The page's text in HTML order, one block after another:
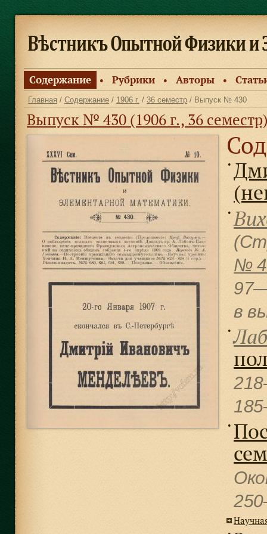
Содержание ● Рубрики ● Авторы ●
Главная / Содержание / 1906 г. / 36 семестр / Выпуск № 430
Выпуск № 430 (1906 г., 36
●
●
№
в
●
●